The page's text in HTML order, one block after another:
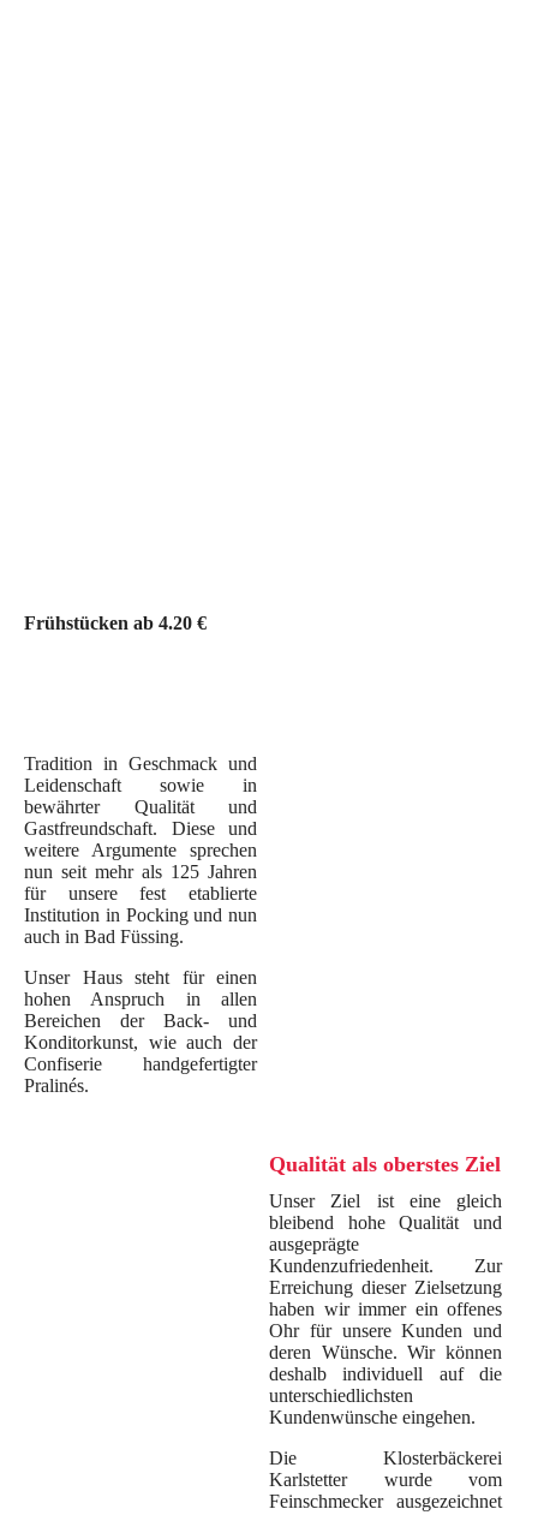
Frühstücken ab 4.20 €
Tradition in Geschmack und
Leidenschaft sowie in
bewährter Qualität und
Gastfreundschaft. Diese und
weitere Argumente sprechen
nun seit mehr als 125 Jahren
für unsere fest etablierte
Institution in Pocking und nun
auch in Bad Füssing.
Unser Haus steht für einen
hohen Anspruch in allen
Bereichen der Back- und
Konditorkunst, wie auch der
Confiserie handgefertigter
Pralinés.
Qualität als oberstes Ziel
Unser Ziel ist eine gleich
bleibend hohe Qualität und
ausgeprägte
Kundenzufriedenheit. Zur
Erreichung dieser Zielsetzung
haben wir immer ein offenes
Ohr für unsere Kunden und
deren Wünsche. Wir können
deshalb individuell auf die
unterschiedlichsten
Kundenwünsche eingehen.
Die Klosterbäckerei
Karlstetter wurde vom
Feinschmecker ausgezeichnet